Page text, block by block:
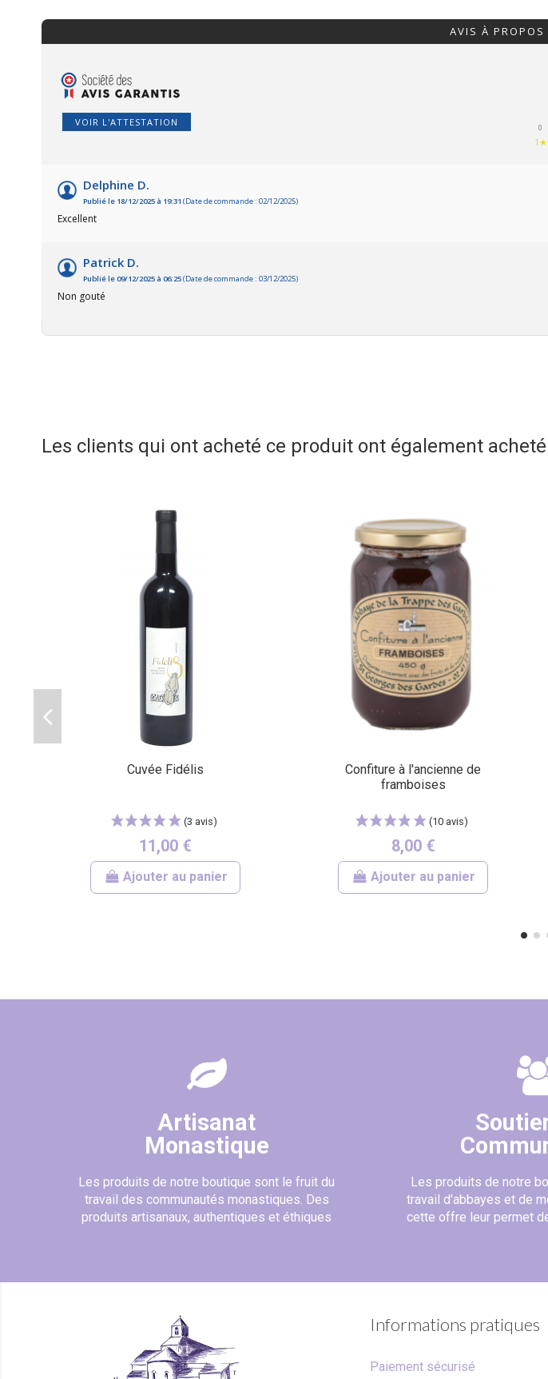
AVIS À
VOIR L'ATTESTATION 0
1★
Delphine D.
Publié le 18/12/2025 à 19:31 (Date de commande : 02/12/2025)
Excellent
Patrick D.
Publié le 09/12/2025 à 06:25(Date de commande : 03/12/2025)
Non gouté
Les clients qui ont acheté ce produit ont également
Cuvée Fidélis
(3 avis)
11,00 €
Ajouter au panier
Confiture à l'ancienne de
framboises
8,00 €
Ajouter au panier
Artisanat
Monastique
Les produits de notre boutique sont le fruit du
travail des communautés monastiques. Des
produits artisanaux, authentiques et éthiques
Les produits de notre
travail d'abbayes et de
cette offre leur permet
Informations pratiques
Paiement sécurisé